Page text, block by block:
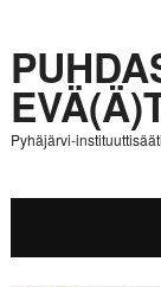
Pyhäjärvi-